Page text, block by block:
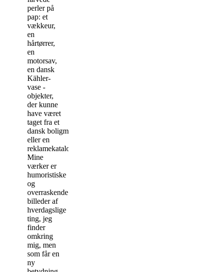
perler på
pap: et
vækkeur,
en
hårtørrer,
en
motorsav,
en dansk
Kähler-
vase -
objekter,
der kunne
have været
taget fra et
dansk boligmagasin
eller en
reklamekatalog.
Mine
værker er
humoristiske
og
overraskende
billeder af
hverdagslige
ting, jeg
finder
omkring
mig, men
som får en
ny